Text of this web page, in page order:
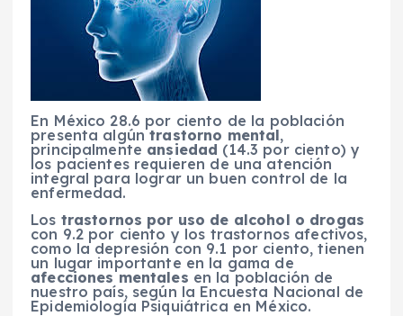
En México 28.6 por ciento de la población
presenta algúntrastorno mental,
principalmente ansiedad (14.3 por ciento) y
los pacientes requieren de una atención
integral para lograr un buen control de la
enfermedad.
Los trastornos por uso de alcohol o drogas
con 9.2 por ciento y los trastornos afectivos,
como la depresión con 9.1 por ciento, tienen
un lugar importante en la gama de
afecciones mentales en la población de
nuestro país, según la Encuesta Nacional de
Epidemiología Psiquiátrica en México.